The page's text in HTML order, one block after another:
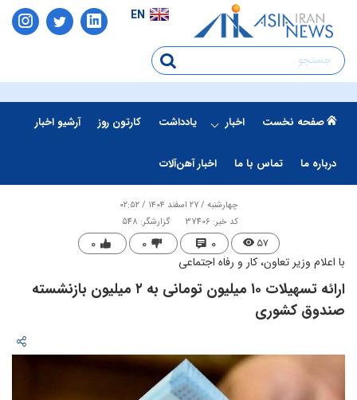
EN
صفحه نخست اخبار یادداشت کارتون روز آرشیو اخبار
درباره ما تماس با ما اخبار آهن‌آلات
چهارشنبه / ۲۷ اسفند ۱۴۰۴ / ۰۲:۵۲
کد خبر: 37406
گزارشگر: 548
۵۷ ۰ ۰ ۰
با اعلام وزیر تعاون، کار و رفاه اجتماعی
​ارائه تسهیلات ۱۰ میلیون تومانی به ۲ میلیون بازنشسته
صندوق کشوری